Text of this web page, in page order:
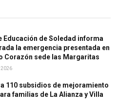
Educación de Soledad informa
la emergencia presentada en
Corazón sede las Margaritas
2026
110 subsidios de mejoramiento
familias de La Alianza y Villa